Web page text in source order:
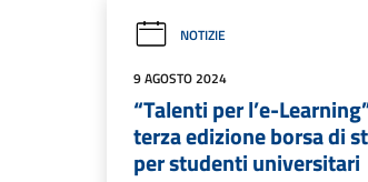
NOTIZIE
9 AGOSTO 2024
“Talenti per l’e-
terza edizione borsa di
per studenti universitari